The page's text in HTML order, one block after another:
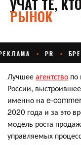
Лучшееагентство по
России,
именно на e-
2020 года и за это
модель роста
управляемых